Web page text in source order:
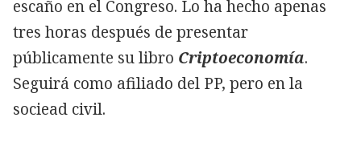
escaño en el Congreso. Lo ha hecho apenas
tres horas después de presentar
públicamente su libro Criptoeconomía.
Seguirá como afiliado del PP, pero en la
sociead civil.